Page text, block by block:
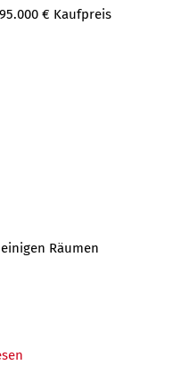
€ Kaufpreis
Räumen